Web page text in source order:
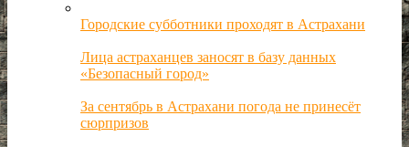
Городские субботники проходят в Астрахани
Лица астраханцев заносят в базу данных
«Безопасный город»
За сентябрь в Астрахани погода не принесёт
сюрпризов